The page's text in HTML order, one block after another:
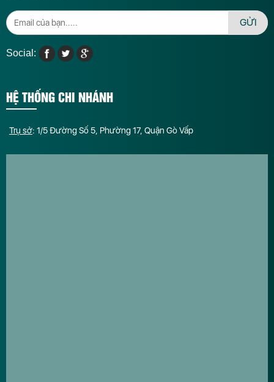
GỬI
Social:
HỆ THỐNG CHI NHÁNH
Trụ sở: 1/5 Đường Số 5, Phường 17, Quận Gò Vấp